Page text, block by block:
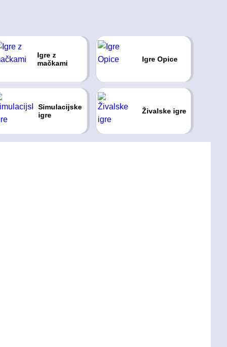
Igre z
mačkami
Igre Opice
Simulacijske
igre
Živalske igre